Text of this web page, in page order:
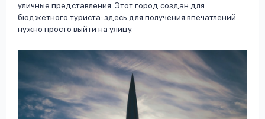
уличные представления. Этот город создан для
бюджетного туриста: здесь для получения впечатлений
нужно просто выйти на улицу.